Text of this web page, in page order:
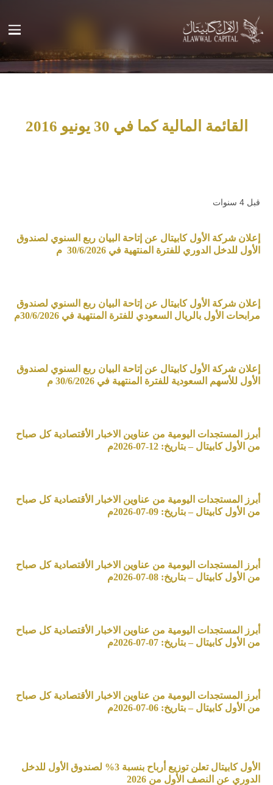
القائمة المالية كما في 30 يونيو 2016
قبل 4 سنوات
إعلان شركة الأول كابيتال عن إتاحة البيان ربع السنوي لصندوق
الأول للدخل الدوري للفترة المنتهية في 30/6/2026 م
إعلان شركة الأول كابيتال عن إتاحة البيان ربع السنوي لصندوق
مرابحات الأول بالريال السعودي للفترة المنتهية في 30/6/2026م
إعلان شركة الأول كابيتال عن إتاحة البيان ربع السنوي لصندوق
الأول للأسهم السعودية للفترة المنتهية في 30/6/2026 م
أبرز المستجدات اليومية من عناوين الاخبار الأقتصادية كل صباح
من الأول كابيتال – بتاريخ: 12-07-2026م
أبرز المستجدات اليومية من عناوين الاخبار الأقتصادية كل صباح
من الأول كابيتال – بتاريخ: 09-07-2026م
أبرز المستجدات اليومية من عناوين الاخبار الأقتصادية كل صباح
من الأول كابيتال – بتاريخ: 08-07-2026م
أبرز المستجدات اليومية من عناوين الاخبار الأقتصادية كل صباح
من الأول كابيتال – بتاريخ: 07-07-2026م
أبرز المستجدات اليومية من عناوين الاخبار الأقتصادية كل صباح
من الأول كابيتال – بتاريخ: 06-07-2026م
الأول كابيتال تعلن توزيع أرباح بنسبة 3% لصندوق الأول للدخل
الدوري عن النصف الأول من 2026